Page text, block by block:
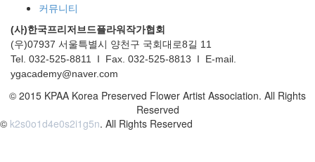
커뮤니티
(사)한국프리저브드플라워작가협회
(우)07937 서울특별시 양천구 국회대로8길 11
Tel. 032-525-8811 I Fax. 032-525-8813 I E-mail.
ygacademy@naver.com
© 2015 KPAA Korea Preserved Flower Artist Association. All Rights
Reserved
© k2s0o1d4e0s2i1g5n. All Rights Reserved